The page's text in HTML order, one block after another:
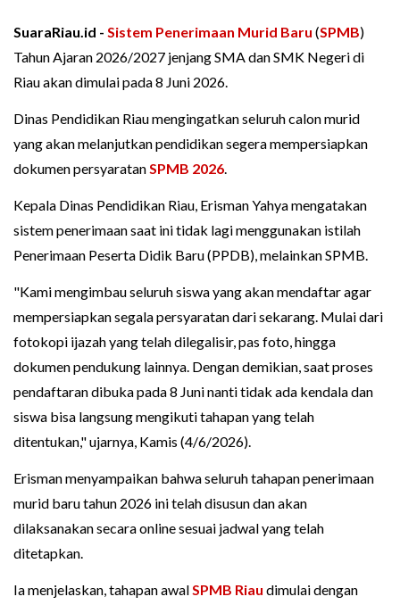
SuaraRiau.id - Sistem Penerimaan Murid Baru (SPMB)
Tahun Ajaran 2026/2027 jenjang SMA dan SMK Negeri di
Riau akan dimulai pada 8 Juni 2026.
Dinas Pendidikan Riau mengingatkan seluruh calon murid
yang akan melanjutkan pendidikan segera mempersiapkan
dokumen persyaratanSPMB 2026.
Kepala Dinas Pendidikan Riau, Erisman Yahya mengatakan
sistem penerimaan saat ini tidak lagi menggunakan istilah
Penerimaan Peserta Didik Baru (PPDB), melainkan SPMB.
"Kami mengimbau seluruh siswa yang akan mendaftar agar
mempersiapkan segala persyaratan dari sekarang. Mulai dari
fotokopi ijazah yang telah dilegalisir, pas foto, hingga
dokumen pendukung lainnya. Dengan demikian, saat proses
pendaftaran dibuka pada 8 Juni nanti tidak ada kendala dan
siswa bisa langsung mengikuti tahapan yang telah
ditentukan," ujarnya, Kamis (4/6/2026).
Erisman menyampaikan bahwa seluruh tahapan penerimaan
murid baru tahun 2026 ini telah disusun dan akan
dilaksanakan secara online sesuai jadwal yang telah
ditetapkan.
Ia menjelaskan, tahapan awalSPMB Riau dimulai dengan